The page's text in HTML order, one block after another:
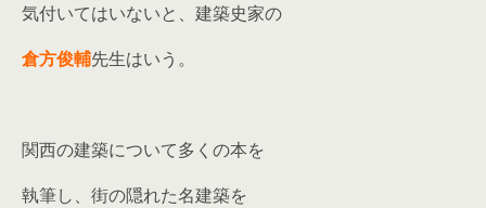
気付いてはいないと、建築史家の
倉方俊輔先生はいう。
関西の建築について多くの本を
執筆し、街の隠れた名建築を